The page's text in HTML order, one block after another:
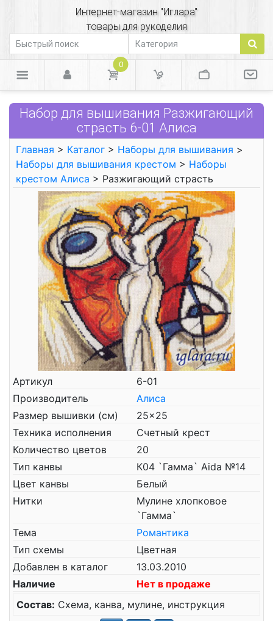
Интернет-магазин "Иглара"
товары для рукоделия
0
Набор для вышивания Разжигающий
страсть 6-01 Алиса
Главная > Каталог > Наборы для вышивания >
Наборы для вышивания крестом > Наборы
крестом Алиса > Разжигающий страсть
Артикул
6-01
Производитель
Алиса
Размер вышивки (см)
25x25
Техника исполнения
Счетный крест
Количество цветов
20
Тип канвы
К04 `Гамма` Aida №14
Цвет канвы
Белый
Нитки
Мулине хлопковое
`Гамма`
Тема
Романтика
Тип схемы
Цветная
Добавлен в каталог
13.03.2010
Наличие
Нет в продаже
Состав: Схема, канва, мулине, инструкция